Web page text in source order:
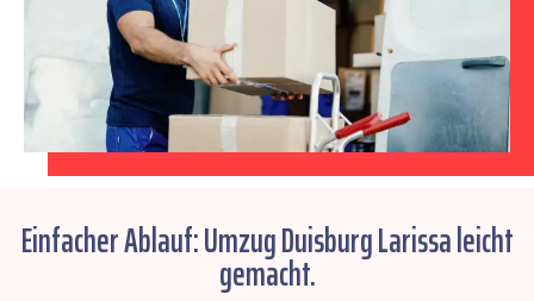
Einfacher Ablauf: Umzug Duisburg Larissa leicht
gemacht.